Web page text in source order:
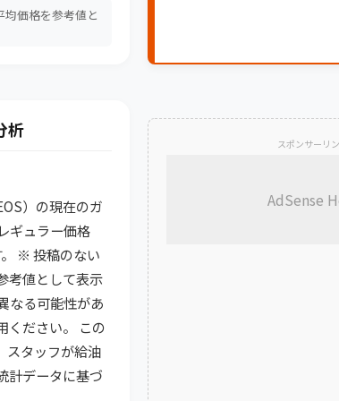
価格を参考値と
析
）の現在のガ
ギュラー価格
。 ※ 投稿のない
考値として表示
なる可能性があ
ください。 この
スタッフが給油
計データに基づ
スポンサーリ
AdSense